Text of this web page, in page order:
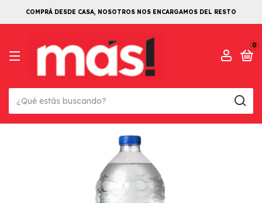
COMPRÁ DESDE CASA, NOSOTROS NOS ENCARGAMOS DEL RESTO
0